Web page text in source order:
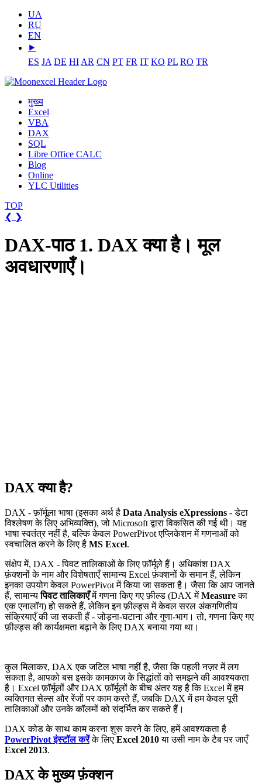
UA
RU
EN
⯈
ES JA DE HI AR CN PT FR IT KO PL RO TR
मुख्य
Excel
VBA
DAX
SQL
Libre Office CALC
Blog
Online
YLC Utilities
TOP
❮ ❯
DAX-पाठ 1. DAX क्या है। मूल
अवधारणाएँ।
DAX क्या है?
DAX - फ़ॉर्मूला भाषा (इसका अर्थ है Data Analysis eXpressions - डेटा
विश्लेषण के लिए अभिव्यक्ति), जो Microsoft द्वारा विकसित की गई थी। यह
भाषा स्वतंत्र नहीं है, बल्कि केवल PowerPivot एप्लिकेशन में गणनाओं को
स्वचालित करने के लिए है MS Excel.
संक्षेप में, DAX - पिवट तालिकाओं के लिए फ़ॉर्मूले हैं। अधिकांश DAX
फ़ंक्शनों के नाम और विशेषताएँ सामान्य Excel फ़ंक्शनों के समान हैं, लेकिन
इनका उपयोग केवल PowerPivot में किया जा सकता है। जैसा कि आप जानते
हैं, सामान्यपिवट तालिकाएँमें गणना किए गए फ़ील्ड (DAX मेंMeasureका
एक एनालॉग) हो सकते हैं, लेकिन इन फ़ील्ड्स में केवल सरल अंकगणितीय
संक्रियाएँ की जा सकती हैं - जोड़ना-घटाना और गुणा-भाग। तो, गणना किए गए
फ़ील्ड्स की कार्यक्षमता बढ़ाने के लिए DAX बनाया गया था।
कुल मिलाकर, DAX एक जटिल भाषा नहीं है, जैसा कि पहली नज़र में लग
सकता है, आपको बस इसके कामकाज के सिद्धांतों को समझने की आवश्यकता
है। Excel फ़ॉर्मूलों और DAX फ़ॉर्मूलों के बीच अंतर यह है कि Excel में हम
व्यक्तिगत सेल्स और रेंजों पर काम करते हैं, जबकि DAX में हम केवल पूरी
तालिकाओं और उनके कॉलमों को संदर्भित कर सकते हैं।
DAX कोड के साथ काम करना शुरू करने के लिए, हमें आवश्यकता है
PowerPivot इंस्टॉल करेंके लिए Excel 2010या उसी नाम के टैब पर जाएँ
Excel 2013.
DAX के मुख्य फ़ंक्शन